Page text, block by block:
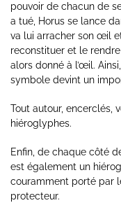
pouvoir de chacun de
a tué, Horus se lance
va lui arracher son œil
reconstituer et le
alors donné à l’œil.
symbole devint un
Tout autour, encerclés,
hiéroglyphes.
Enfin, de chaque côté
est également un
couramment porté par
protecteur.